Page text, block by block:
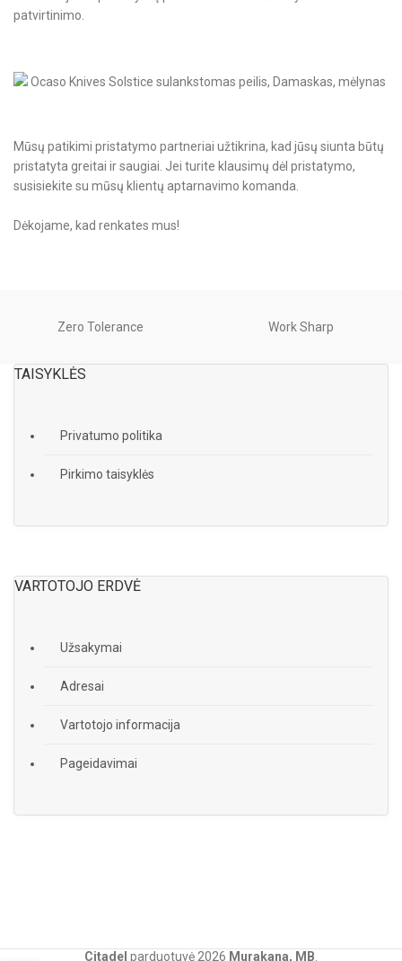
patvirtinimo.
Mūsų patikimi pristatymo partneriai užtikrina, kad jūsų siunta būtų
pristatyta greitai ir saugiai. Jei turite klausimų dėl pristatymo,
susisiekite su mūsų klientų aptarnavimo komanda.
Dėkojame, kad renkates mus!
Zero Tolerance Work Sharp
TAISYKLĖS
Privatumo politika
Pirkimo taisyklės
VARTOTOJO ERDVĖ
Užsakymai
Adresai
Vartotojo informacija
Pageidavimai
Citadel parduotuvė 2026 Murakana, MB